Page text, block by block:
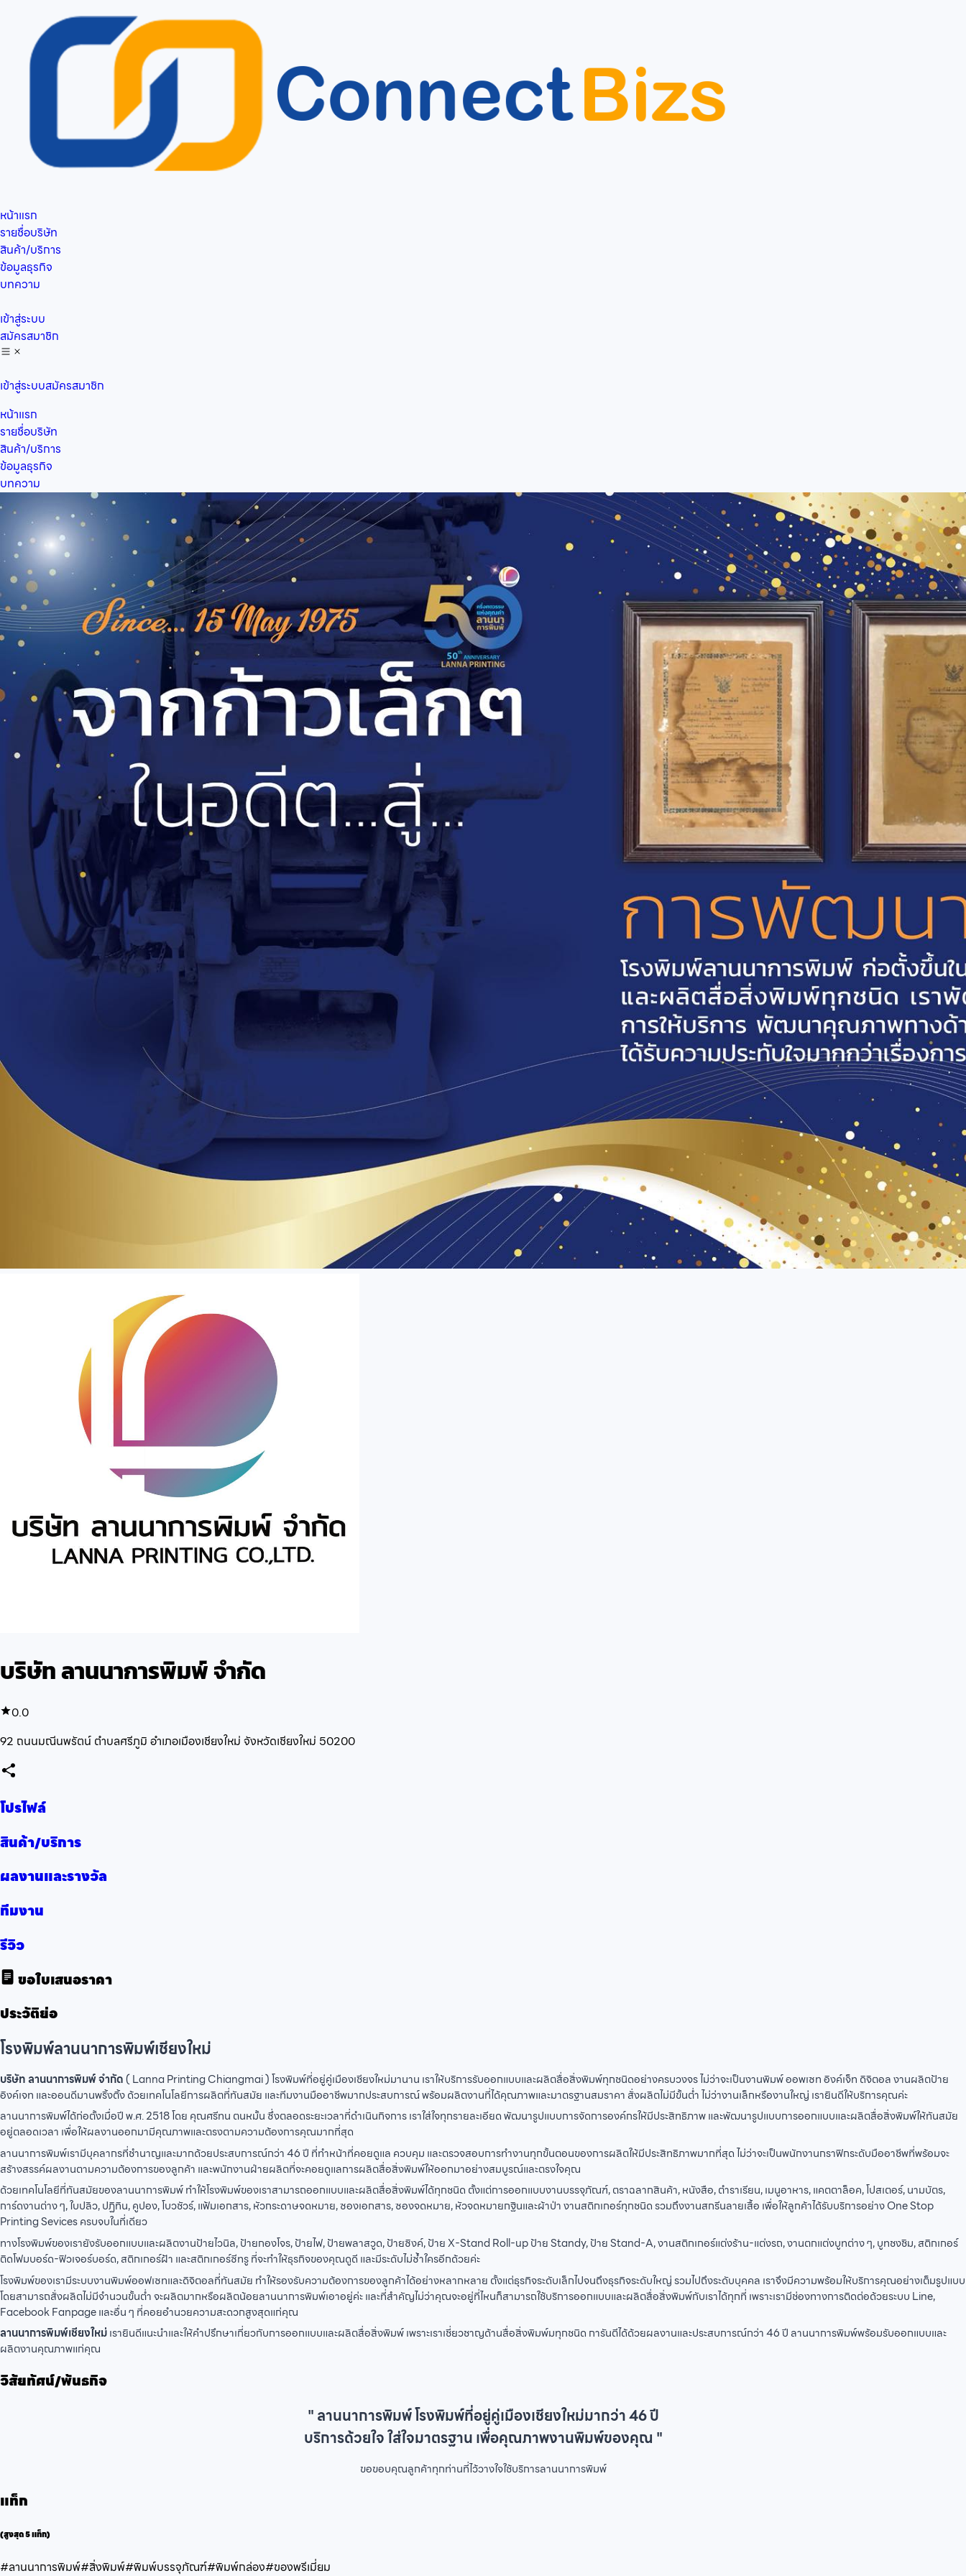
หน้าแรก
รายชื่อบริษัท
สินค้า/บริการ
ข้อมูลธุรกิจ
บทความ
เข้าสู่ระบบ
สมัครสมาชิก
เข้าสู่ระบบสมัครสมาชิก
หน้าแรก
รายชื่อบริษัท
สินค้า/บริการ
ข้อมูลธุรกิจ
บทความ
บริษัท ลานนาการพิมพ์ จำกัด
0.0
92 ถนนมณีนพรัตน์ ตำบลศรีภูมิ อำเภอเมืองเชียงใหม่ จังหวัดเชียงใหม่ 50200
โปรไฟล์
สินค้า/บริการ
ผลงานและรางวัล
ทีมงาน
รีวิว
ขอใบเสนอราคา
ประวัติย่อ
โรงพิมพ์ลานนาการพิมพ์เชียงใหม่
บริษัท ลานนาการพิมพ์ จำกัด( Lanna Printing Chiangmai ) โรงพิมพ์ที่อยู่คู่เมืองเชียงใหม่มานาน เราให้บริการรับออกแบบและผลิตสื่อสิ่งพิมพ์ทุกชนิดอย่างครบวงจร ไม่ว่าจะเป็นงานพิมพ์ ออพเซท อิงค์เจ็ท ดิจิตอล งานผลิตป้าย
อิงค์เจท และออนดีมานพริ้งติ้ง ด้วยเทคโนโลยีการผลิตที่ทันสมัย และทีมงานมืออาชีพมากประสบการณ์ พร้อมผลิตงานที่ได้คุณภาพและมาตรฐานสมราคา สั่งผลิตไม่มีขั้นต่ำ ไม่ว่างานเล็กหรืองานใหญ่ เรายินดีให้บริการคุณค่ะ
ลานนาการพิมพ์ได้ก่อตั้งเมื่อปี พ.ศ. 2518 โดย คุณศรีทน ตนหมั้น ซึ่งตลอดระยะเวลาที่ดำเนินกิจการ เราใส่ใจทุกรายละเอียด พัฒนารูปแบบการจัดการองค์กรให้มีประสิทธิภาพ และพัฒนารูปแบบการออกแบบและผลิตสื่อสิ่งพิมพ์ให้ทันสมัย
อยู่ตลอดเวลา เพื่อให้ผลงานออกมามีคุณภาพและตรงตามความต้องการคุณมากที่สุด
ลานนาการพิมพ์เรามีบุคลากรที่ชำนาญและมากด้วยประสบการณ์กว่า 46 ปี ที่ทำหน้าที่คอยดูแล ควบคุม และตรวจสอบการทำงานทุกขั้นตอนของการผลิตให้มีประสิทธิภาพมากที่สุด ไม่ว่าจะเป็นพนักงานกราฟิกระดับมืออาชีพที่พร้อมจะ
สร้างสรรค์ผลงานตามความต้องการของลูกค้า และพนักงานฝ่ายผลิตที่จะคอยดูแลการผลิตสื่อสิ่งพิมพ์ให้ออกมาอย่างสมบูรณ์และตรงใจคุณ
ด้วยเทคโนโลยีที่ทันสมัยของลานนาการพิมพ์ ทำให้โรงพิมพ์ของเราสามารถออกแบบและผลิตสื่อสิ่งพิมพ์ได้ทุกชนิด ตั้งแต่การออกแบบงานบรรจุภัณฑ์, ตราฉลากสินค้า, หนังสือ, ตำราเรียน, เมนูอาหาร, แคตตาล็อค, โปสเตอร์, นามบัตร,
การ์ดงานต่าง ๆ, ใบปลิว, ปฏิทิน, คูปอง, โบวชัวร์, แฟ้มเอกสาร, หัวกระดาษจดหมาย, ซองเอกสาร, ซองจดหมาย, หัวจดหมายกฐินและผ้าป่า งานสติกเกอร์ทุกชนิด รวมถึงงานสกรีนลายเสื้อ เพื่อให้ลูกค้าได้รับบริการอย่าง One Stop
Printing Sevices ครบจบในที่เดียว
ทางโรงพิมพ์ของเรายังรับออกแบบและผลิตงานป้ายไวนิล, ป้ายกองโจร, ป้ายไฟ, ป้ายพลาสวูด, ป้ายซิงค์, ป้าย X-Stand Roll-up ป้าย Standy, ป้าย Stand-A, งานสติกเกอร์แต่งร้าน-แต่งรถ, งานตกแต่งบูทต่าง ๆ, บูทชงชิม, สติกเกอร์
ติดโฟมบอร์ด-ฟิวเจอร์บอร์ด, สติกเกอร์ฝ้า และสติกเกอร์ซีทรู ที่จะทำให้ธุรกิจของคุณดูดี และมีระดับไม่ซ้ำใครอีกด้วยค่ะ
โรงพิมพ์ของเรามีระบบงานพิมพ์ออฟเซทและดิจิตอลที่ทันสมัย ทำให้รองรับความต้องการของลูกค้าได้อย่างหลากหลาย ตั้งแต่ธุรกิจระดับเล็กไปจนถึงธุรกิจระดับใหญ่ รวมไปถึงระดับบุคคล เราจึงมีความพร้อมให้บริการคุณอย่างเต็มรูปแบบ
โดยสามารถสั่งผลิตไม่มีจำนวนขั้นต่ำ จะผลิตมากหรือผลิตน้อยลานนาการพิมพ์เอาอยู่ค่ะ และที่สำคัญไม่ว่าคุณจะอยู่ที่ไหนก็สามารถใช้บริการออกแบบและผลิตสื่อสิ่งพิมพ์กับเราได้ทุกที่ เพราะเรามีช่องทางการติดต่อด้วยระบบ Line,
Facebook Fanpage และอื่น ๆ ที่คอยอำนวยความสะดวกสูงสุดแก่คุณ
ลานนาการพิมพ์เชียงใหม่เรายินดีแนะนำและให้คำปรึกษาเกี่ยวกับการออกแบบและผลิตสื่อสิ่งพิมพ์ เพราะเราเชี่ยวชาญด้านสื่อสิ่งพิมพ์มทุกชนิด การันตีได้ด้วยผลงานและประสบการณ์กว่า 46 ปี ลานนาการพิมพ์พร้อมรับออกแบบและ
ผลิตงานคุณภาพแก่คุณ
วิสัยทัศน์/พันธกิจ
" ลานนาการพิมพ์ โรงพิมพ์ที่อยู่คู่เมืองเชียงใหม่มากว่า 46 ปี
บริการด้วยใจ ใส่ใจมาตรฐาน เพื่อคุณภาพงานพิมพ์ของคุณ "
ขอขอบคุณลูกค้าทุกท่านที่ไว้วางใจใช้บริการลานนาการพิมพ์
แท็ก
(สูงสุด 5 แท็ก)
#ลานนาการพิมพ์#สิ่งพิมพ์#พิมพ์บรรจุภัณฑ์#พิมพ์กล่อง#ของพรีเมี่ยม